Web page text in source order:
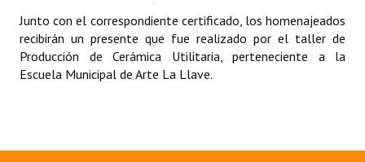
Actas de Sesión
Informes de Unidad Coordinadora
Junto con el correspondiente certificado, los homenajeados
recibirán un presente que fue realizado por el taller de
Producción de Cerámica Utilitaria, perteneciente a la
Escuela Municipal de Arte La Llave.